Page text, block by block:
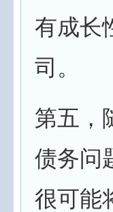
有成长
司。
第五，
债务问
很可能